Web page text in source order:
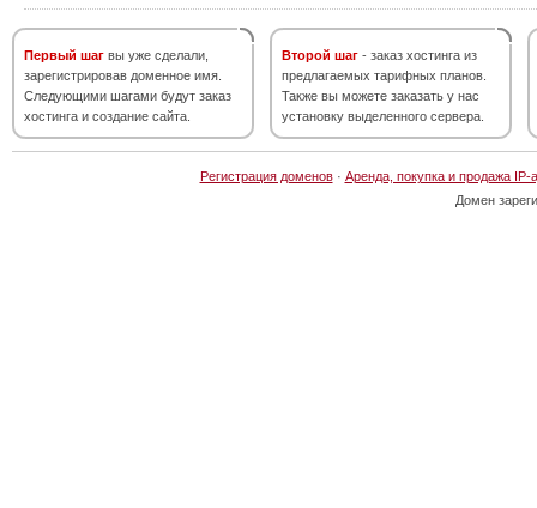
Первый шаг вы уже сделали,
зарегистрировав доменное имя.
Следующими шагами будут заказ
хостинга и создание сайта.
Второй шаг - заказ хостинга из
предлагаемых тарифных планов.
Также вы можете заказать у нас
установку выделенного сервера.
Регистрация доменов· Аренда, покупка и продажа IP-
Домен